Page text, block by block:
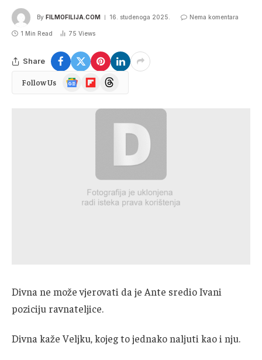
By FILMOFILIJA.COM 16. studenoga 2025. Nema komentara
1 Min Read 75 Views
Share
Follow Us
Google
News
FlipboardThreads
Divna ne može vjerovati da je Ante sredio Ivani
poziciju ravnateljice.
Divna kaže Veljku, kojeg to jednako naljuti kao i nju.